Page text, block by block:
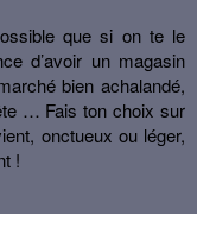
que si on te le
d’avoir un magasin
bien achalandé,
… Fais ton choix sur
onctueux ou léger,
!